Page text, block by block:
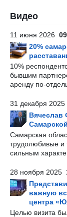
Видео
11 июня 2026
20%
10%
бывшим
аренду по-
31 декабря 2025
Вячеслав
Самарская
трудолюбивые и
сильным
28 ноября 2025
важную
центра
Целью визита